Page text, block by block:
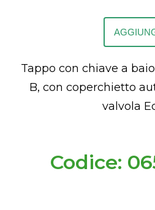
Tappo con chiave a
B, con coperchietto
valvola
Codice: